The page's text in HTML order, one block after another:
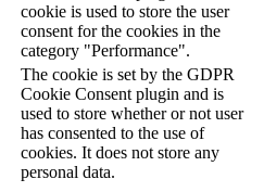
cookie is used to store the user
consent for the cookies in the
category "Performance".
The cookie is set by the GDPR
Cookie Consent plugin and is
used to store whether or not user
has consented to the use of
cookies. It does not store any
personal data.